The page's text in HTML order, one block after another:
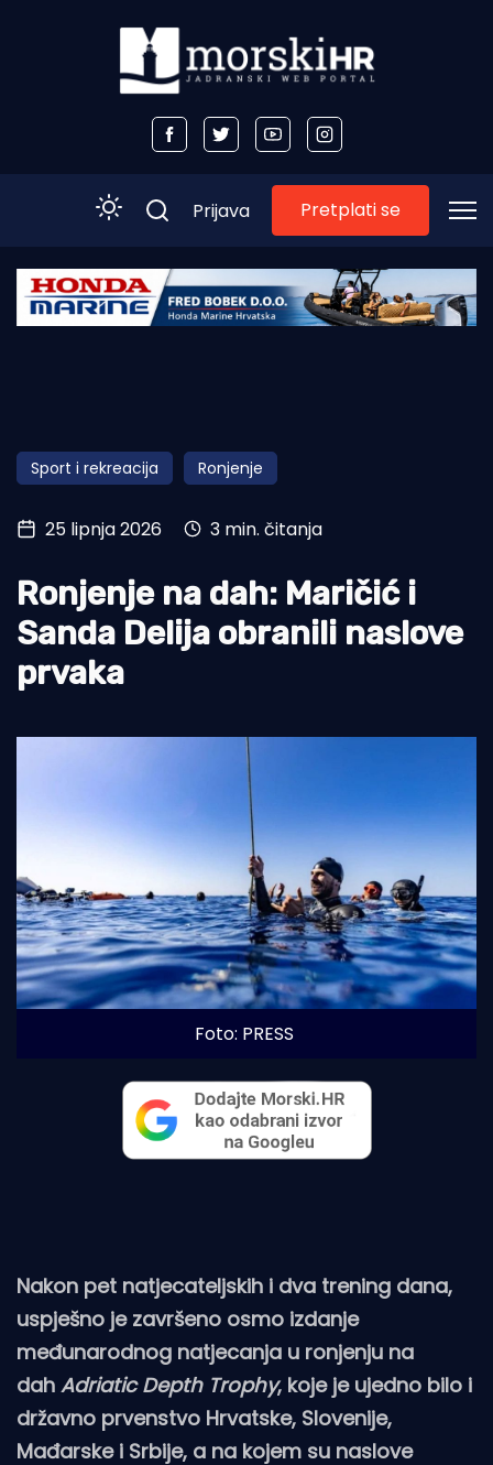
Početna
Obala
Otoci
Turizam i nautika
Pomorstvo
Ribolov
Ekologija
Prijava Pretplati se
Sport i rekreacija Ronjenje
25 lipnja 2026 3 min. čitanja
Ronjenje na dah: Maričić i
Sanda Delija obranili naslove
prvaka
Foto: PRESS
Nakon pet natjecateljskih i dva trening dana,
uspješno je završeno osmo izdanje
međunarodnog natjecanja u ronjenju na
dah Adriatic Depth Trophy, koje je ujedno bilo i
državno prvenstvo Hrvatske, Slovenije,
Mađarske i Srbije, a na kojem su naslove